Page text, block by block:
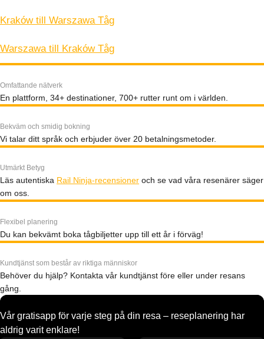
Kraków till Warszawa Tåg
Warszawa till Kraków Tåg
Omfattande nätverk
En plattform, 34+ destinationer, 700+ rutter runt om i världen.
Bekväm och smidig bokning
Vi talar ditt språk och erbjuder över 20 betalningsmetoder.
Utmärkt Betyg
Läs autentiska Rail Ninja-recensioner och se vad våra resenärer säger
om oss.
Flexibel planering
Du kan bekvämt boka tågbiljetter upp till ett år i förväg!
Kundtjänst som består av riktiga människor
Behöver du hjälp? Kontakta vår kundtjänst före eller under resans
gång.
Vår gratisapp för varje steg på din resa – reseplanering har
aldrig varit enklare!